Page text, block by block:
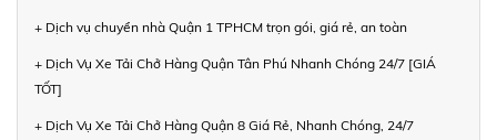
+ Dịch vụ chuyển nhà Quận 1 TPHCM trọn gói, giá rẻ, an toàn
+ Dịch Vụ Xe Tải Chở Hàng Quận Tân Phú Nhanh Chóng 24/7 [GIÁ
TỐT]
+ Dịch Vụ Xe Tải Chở Hàng Quận 8 Giá Rẻ, Nhanh Chóng, 24/7